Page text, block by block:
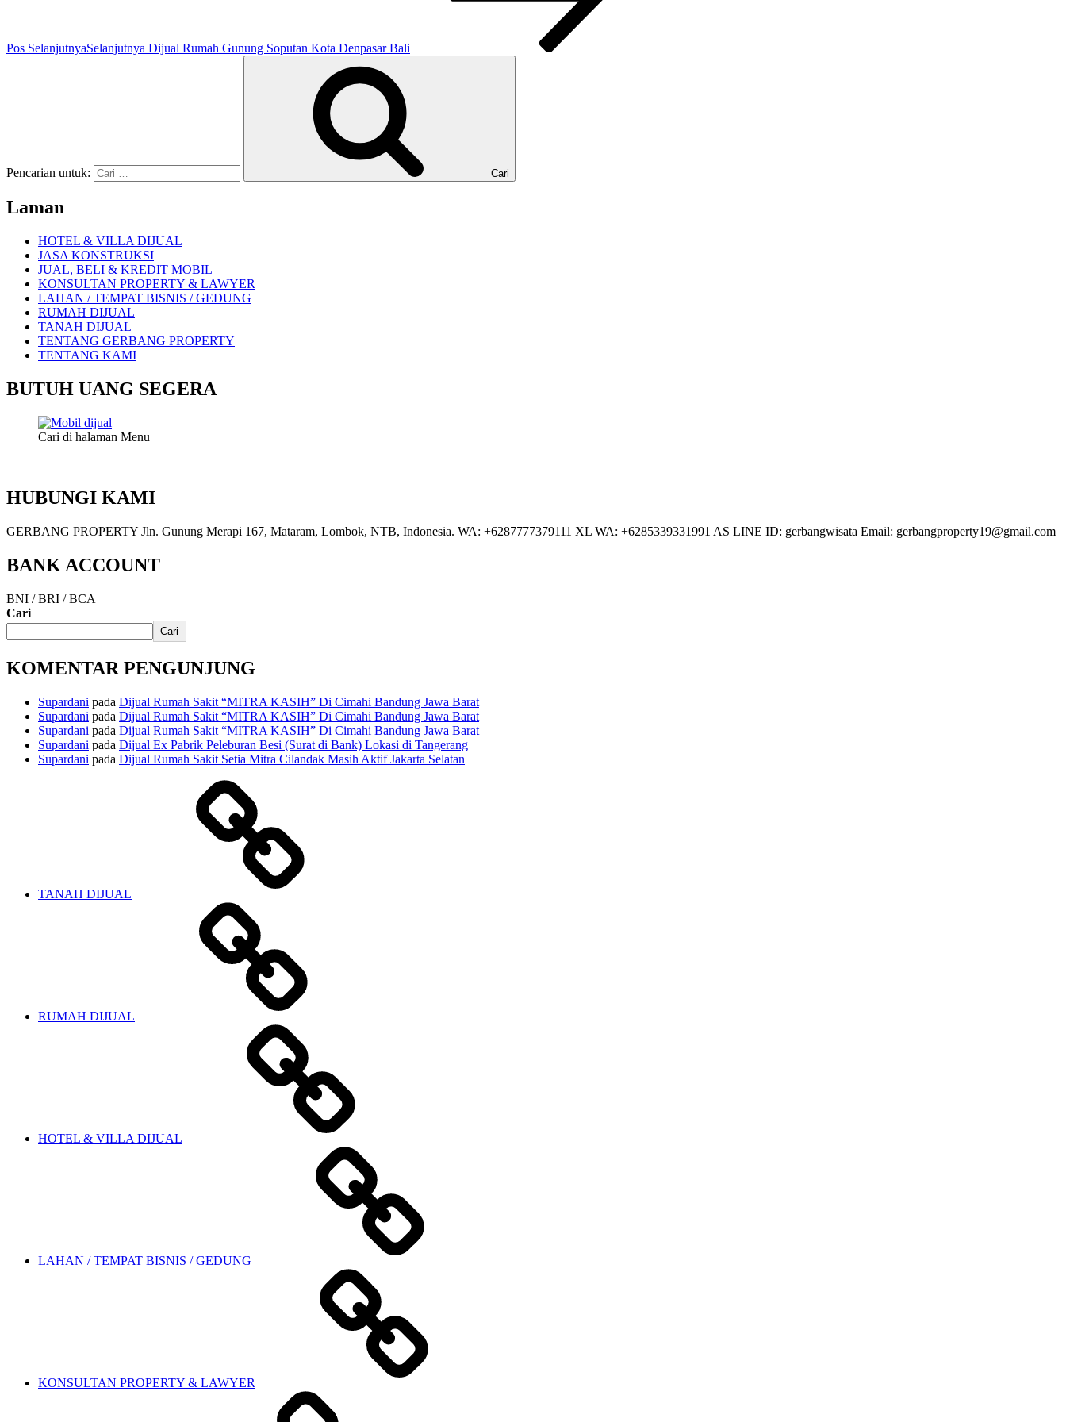
Pos SelanjutnyaSelanjutnya Dijual Rumah Gunung Soputan Kota Denpasar Bali
Pencarian untuk: Cari
Laman
HOTEL & VILLA DIJUAL
JASA KONSTRUKSI
JUAL, BELI & KREDIT MOBIL
KONSULTAN PROPERTY & LAWYER
LAHAN / TEMPAT BISNIS / GEDUNG
RUMAH DIJUAL
TANAH DIJUAL
TENTANG GERBANG PROPERTY
TENTANG KAMI
BUTUH UANG SEGERA
Cari di halaman Menu
HUBUNGI KAMI
GERBANG PROPERTY Jln. Gunung Merapi 167, Mataram, Lombok, NTB, Indonesia. WA: +6287777379111 XL WA: +6285339331991 AS LINE ID: gerbangwisata Email: gerbangproperty19@gmail.com
BANK ACCOUNT
BNI / BRI / BCA
Cari
Cari
KOMENTAR PENGUNJUNG
Supardani pada Dijual Rumah Sakit “MITRA KASIH” Di Cimahi Bandung Jawa Barat
Supardani pada Dijual Rumah Sakit “MITRA KASIH” Di Cimahi Bandung Jawa Barat
Supardani pada Dijual Rumah Sakit “MITRA KASIH” Di Cimahi Bandung Jawa Barat
Supardani pada Dijual Ex Pabrik Peleburan Besi (Surat di Bank) Lokasi di Tangerang
Supardani pada Dijual Rumah Sakit Setia Mitra Cilandak Masih Aktif Jakarta Selatan
TANAH DIJUAL
RUMAH DIJUAL
HOTEL & VILLA DIJUAL
LAHAN / TEMPAT BISNIS / GEDUNG
KONSULTAN PROPERTY & LAWYER